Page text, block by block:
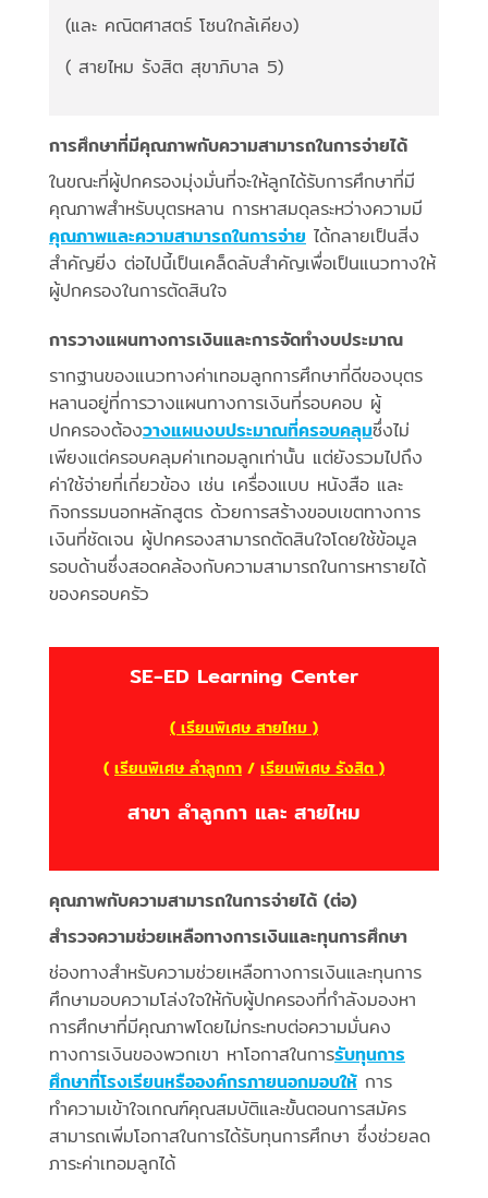
(และ คณิตศาสตร์ โซนใกล้เคียง)
( สายไหม รังสิต สุขาภิบาล 5)
การศึกษาที่มีคุณภาพกับความสามารถในการจ่ายได้
ในขณะที่ผู้ปกครองมุ่งมั่นที่จะให้ลูกได้รับการศึกษาที่มี
คุณภาพสำหรับบุตรหลาน การหาสมดุลระหว่างความมี
คุณภาพและความสามารถในการจ่าย ได้กลายเป็นสิ่ง
สำคัญยิ่ง ต่อไปนี้เป็นเคล็ดลับสำคัญเพื่อเป็นแนวทางให้
ผู้ปกครองในการตัดสินใจ
การวางแผนทางการเงินและการจัดทำงบประมาณ
รากฐานของแนวทางค่าเทอมลูกการศึกษาที่ดีของบุตร
หลานอยู่ที่การวางแผนทางการเงินที่รอบคอบ ผู้
ปกครองต้องวางแผนงบประมาณที่ครอบคลุมซึ่งไม่
เพียงแต่ครอบคลุมค่าเทอมลูกเท่านั้น แต่ยังรวมไปถึง
ค่าใช้จ่ายที่เกี่ยวข้อง เช่น เครื่องแบบ หนังสือ และ
กิจกรรมนอกหลักสูตร ด้วยการสร้างขอบเขตทางการ
เงินที่ชัดเจน ผู้ปกครองสามารถตัดสินใจโดยใช้ข้อมูล
รอบด้านซึ่งสอดคล้องกับความสามารถในการหารายได้
ของครอบครัว
SE-ED Learning Center
( เรียนพิเศษ สายไหม )
( เรียนพิเศษ ลำลูกกา / เรียนพิเศษ รังสิต )
สาขา ลำลูกกา และ สายไหม
คุณภาพกับความสามารถในการจ่ายได้ (ต่อ)
สำรวจความช่วยเหลือทางการเงินและทุนการศึกษา
ช่องทางสำหรับความช่วยเหลือทางการเงินและทุนการ
ศึกษามอบความโล่งใจให้กับผู้ปกครองที่กำลังมองหา
การศึกษาที่มีคุณภาพโดยไม่กระทบต่อความมั่นคง
ทางการเงินของพวกเขา หาโอกาสในการรับทุนการ
ศึกษาที่โรงเรียนหรือองค์กรภายนอกมอบให้ การ
ทำความเข้าใจเกณฑ์คุณสมบัติและขั้นตอนการสมัคร
สามารถเพิ่มโอกาสในการได้รับทุนการศึกษา ซึ่งช่วยลด
ภาระค่าเทอมลูกได้